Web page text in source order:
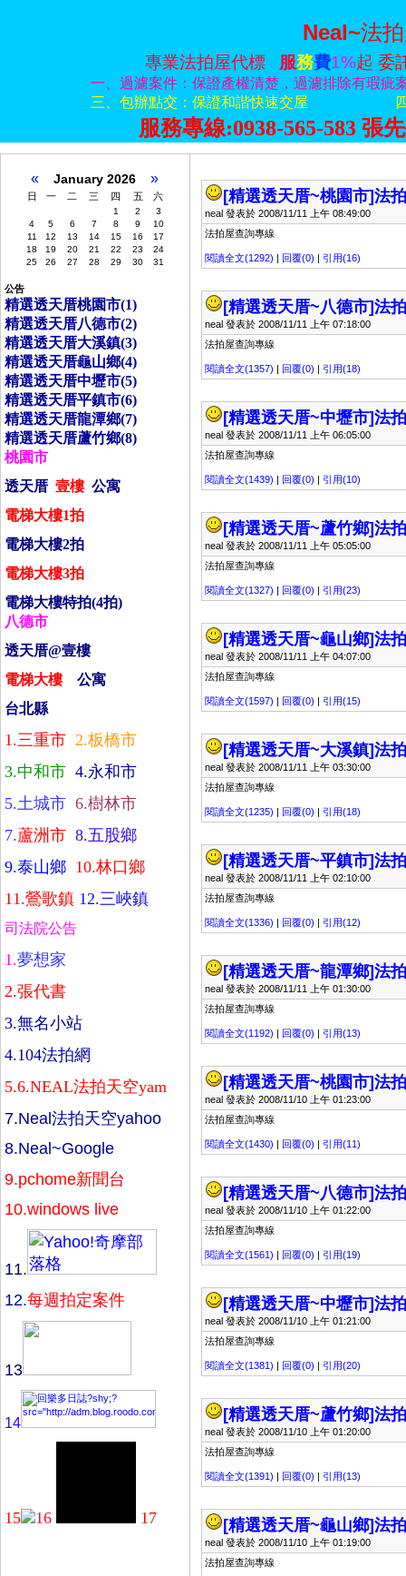
Neal~法
專業法拍屋代標 服務費1%起 委
一、過濾案件：保證產權清楚，過濾排除有瑕疵
三、包辦點交：保證和諧快速交屋
服務專線:0938-565-583 張
« January 2026 »
日 一 二 三 四 五 六
1 2
3
4
5 6 7 8 9
10
11
12 13 14 15 16
17
18
19 20 21 22 23
24
25
26 27 28 29 30 31
公告
精選透天­厝桃園市(1)
精選透天­厝八德市(2)
精選透天­厝大溪鎮(3)
精選透天­厝龜山鄉(4)
精選透天­厝中壢市(5)
精選透天­厝平鎮市(6)
精選透天­厝龍潭鄉(7)
精選透天­厝蘆竹鄉(8)
桃園市
透天­厝 壹樓 公寓
電梯大樓1拍
電梯大樓2拍
電梯大樓3拍
電梯大樓特拍(4拍)
八德市
透天­厝@壹樓
電梯大樓
公寓
台北縣
1.三­重市 2.板橋市
3.中和市 4.永和市
5.土城市 6.樹林市
7.蘆洲市 8.五股鄉
9.泰山鄉 10.林口鄉
11.鶯歌鎮 12.三峽鎮
司法院公告
1.夢想家
2.張代書
3.無名小站
4.104法拍網
5.6.NEAL法拍天空yam
7.Neal法拍天空yahoo
8.Neal~Google
9.pchome新聞台
10.windows live
11.
12.每週拍定案件
13
14
15 16 17
[精選透天厝~桃園市]法
neal 發表於 2008/11/11 上午 08:49:00
法拍屋查詢專線
閱讀全文(1292) | 回覆(0) | 引用(16)
[精選透天厝~八德市]法
neal 發表於 2008/11/11 上午 07:18:00
法拍屋查詢專線
閱讀全文(1357) | 回覆(0) | 引用(18)
[精選透天厝~中壢市]法
neal 發表於 2008/11/11 上午 06:05:00
法拍屋查詢專線
閱讀全文(1439) | 回覆(0) | 引用(10)
[精選透天厝~蘆竹鄉]法
neal 發表於 2008/11/11 上午 05:05:00
法拍屋查詢專線
閱讀全文(1327) | 回覆(0) | 引用(23)
[精選透天厝~龜山鄉]法
neal 發表於 2008/11/11 上午 04:07:00
法拍屋查詢專線
閱讀全文(1597) | 回覆(0) | 引用(15)
[精選透天厝~大溪鎮]法
neal 發表於 2008/11/11 上午 03:30:00
法拍屋查詢專線
閱讀全文(1235) | 回覆(0) | 引用(18)
[精選透天厝~平鎮市]法
neal 發表於 2008/11/11 上午 02:10:00
法拍屋查詢專線
閱讀全文(1336) | 回覆(0) | 引用(12)
[精選透天厝~龍潭鄉]法
neal 發表於 2008/11/11 上午 01:30:00
法拍屋查詢專線
閱讀全文(1192) | 回覆(0) | 引用(13)
[精選透天厝~桃園市]法
neal 發表於 2008/11/10 上午 01:23:00
法拍屋查詢專線
閱讀全文(1430) | 回覆(0) | 引用(11)
[精選透天厝~八德市]法
neal 發表於 2008/11/10 上午 01:22:00
法拍屋查詢專線
閱讀全文(1561) | 回覆(0) | 引用(19)
[精選透天厝~中壢市]法
neal 發表於 2008/11/10 上午 01:21:00
法拍屋查詢專線
閱讀全文(1381) | 回覆(0) | 引用(20)
[精選透天厝~蘆竹鄉]法
neal 發表於 2008/11/10 上午 01:20:00
法拍屋查詢專線
閱讀全文(1391) | 回覆(0) | 引用(13)
[精選透天厝~龜山鄉]法
neal 發表於 2008/11/10 上午 01:19:00
法拍屋查詢專線